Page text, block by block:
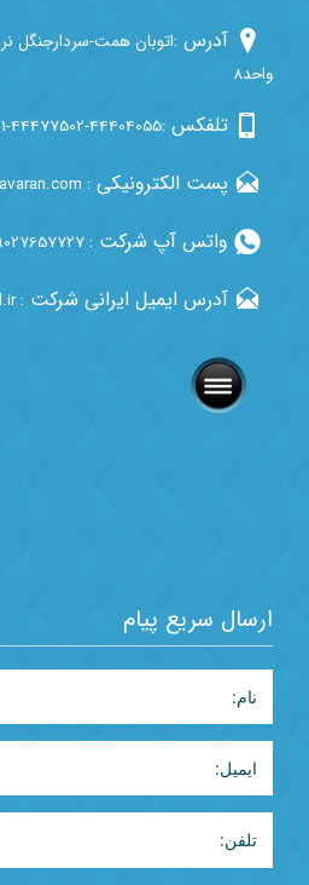
آدرس :اتوبان همت-سردارجنگل
واحد8
تلفکس :44477502-44404055
پست الکترونیکی :info@genfanavaran.com
واتس آپ شرکت :09027657727
آدرس ایمیل ایرانی شرکت :genfanavaran01@chmail.ir
ارسال سریع پیام